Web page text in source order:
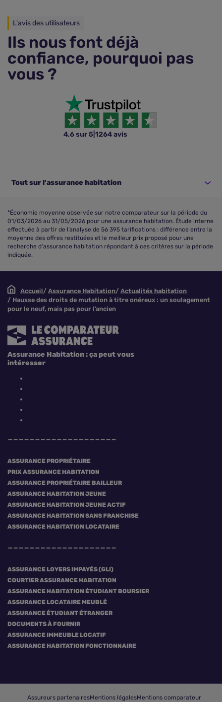
L'avis des utilisateurs
Ils nous font déjà
confiance, pourquoi pas
vous ?
4,6 sur 5 1264 avis
Tout sur l'assurance habitation
*Économie moyenne observée sur notre comparateur sur la période du
01/03/2026 au 31/05/2026 pour une assurance habitation. Étude interne
effectuée à partir de l’analyse de 56 395 tarifications : différence entre la
moyenne des offres restituées et le meilleur prix proposé pour une
recherche d'assurance habitation répondant à ces critères sur la période
indiquée.
Accueil Assurance Habitation
Actualités habitation
Hausse des droits de mutation à titre onéreux : un soulagement
pour le neuf, mais pas pour l’ancien
ASSURANCE PROPRIÉTAIRE
PRIX ASSURANCE HABITATION
ASSURANCE PROPRIÉTAIRE BAILLEUR
ASSURANCE HABITATION JEUNE
ASSURANCE HABITATION JEUNE ACTIF
ASSURANCE HABITATION SANS FRANCHISE
ASSURANCE HABITATION LOCATAIRE
ASSURANCE LOYERS IMPAYÉS (GLI)
COURTIER ASSURANCE HABITATION
ASSURANCE HABITATION ÉTUDIANT BOURSIER
ASSURANCE LOCATAIRE MEUBLÉ
ASSURANCE ÉTUDIANT ÉTRANGER
DOCUMENTS À FOURNIR
ASSURANCE IMMEUBLE LOCATIF
ASSURANCE HABITATION FONCTIONNAIRE
Assurance Habitation : ça peut vous
intéresser
Assureurs partenairesMentions légalesMentions comparateur